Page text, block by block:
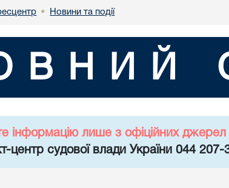
• Новини та події
інформацію лише з офіційних джерел
центр судової влади України 044 207-